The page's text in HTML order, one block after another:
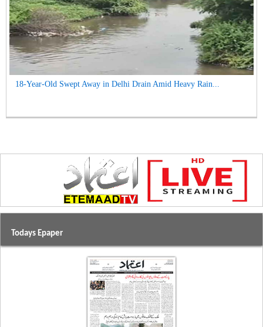
18-Year-Old Swept Away in Delhi Drain Amid Heavy Rain...
Todays Epaper